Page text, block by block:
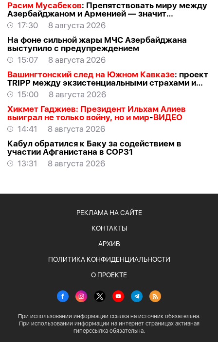
Расим Мусабеков: Препятствовать миру между
Азербайджаном и Арменией — значит
создавать проблемы самим себе -
17:30
8 августа 2026
На фоне сильной жары МЧС Азербайджана
выступило с предупреждением
15:07
8 августа 2026
Вашингтонский след на Южном Кавказе: проект
TRIPР между экзистенциальными страхами и
прагматичными интересами -
АЛЛАХВЕРАНОВ
15:00
8 августа 2026
Хикмет Гаджиев: Президент Ильхам Алиев
выиграл не только войну, но и мир-ВИДЕО
14:41
8 августа 2026
Кабул обратился к Баку за содействием в
участии Афганистана в COP31
13:31
8 августа 2026
РЕКЛАМА НА САЙТЕ
КОНТАКТЫ
АРХИВ
ПОЛИТИКА КОНФИДЕНЦИАЛЬНОСТИ
О ПРОЕКТЕ
При использовании информации ссылка на источник обязательна.
При использовании информации на интернет страницах активная
гиперссылка обязательна.